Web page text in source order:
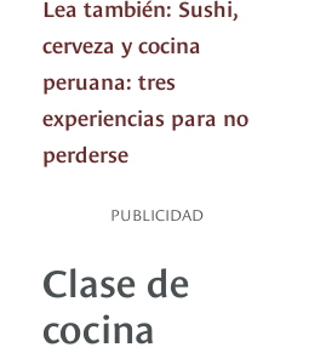
Lea también: Sushi,
cerveza y cocina
peruana: tres
experiencias para no
perderse
PUBLICIDAD
Clase de
cocina